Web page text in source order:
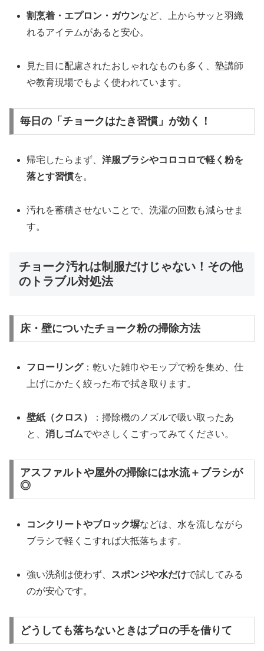
割烹着・エプロン・ガウンなど、上からサッと羽織
れるアイテムがあると安心。
見た目に配慮されたおしゃれなものも多く、塾講師
や教育現場でもよく使われています。
毎日の「チョークはたき習慣」が効く！
帰宅したらまず、洋服ブラシやコロコロで軽く粉を
落とす習慣を。
汚れを蓄積させないことで、洗濯の回数も減らせま
す。
チョーク汚れは制服だけじゃない！その他
のトラブル対処法
床・壁についたチョーク粉の掃除方法
フローリング：乾いた雑巾やモップで粉を集め、仕
上げにかたく絞った布で拭き取ります。
壁紙（クロス）
：掃除機のノズルで吸い取ったあ
と、消しゴムでやさしくこすってみてください。
アスファルトや屋外の掃除には水流＋ブラシが
◎
コンクリートやブロック塀などは、水を流しながら
ブラシで軽くこすれば大抵落ちます。
強い洗剤は使わず、 スポンジや水だけで試してみる
のが安心です。
どうしても落ちないときはプロの手を借りて